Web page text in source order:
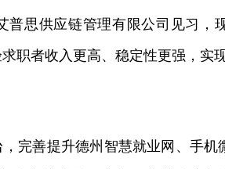
思供应链管理有限公司见习，
职者收入更高、稳定性更强，实
善提升德州智慧就业网、手机